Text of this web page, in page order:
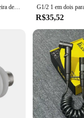
Torneira misturadora de torneira de cozinha flexível, Cabeça de pulverizador galvanizada, Torneira de água filtrada, Torneira preta substituível, 3 em 1, 1Pc
R$35,52